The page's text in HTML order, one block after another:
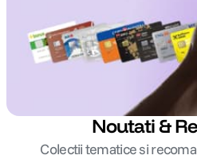
Noutati &
Colectii tematice si